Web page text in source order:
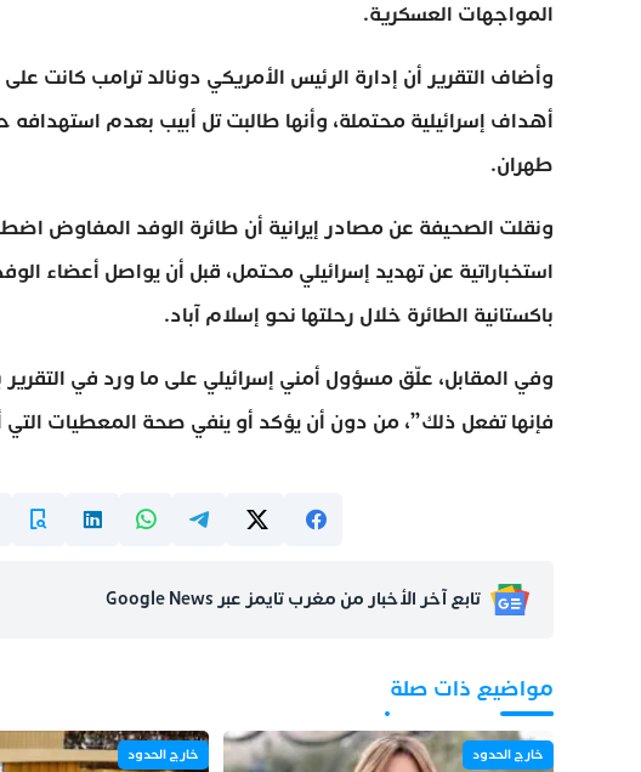
المواجهات العسكرية.
وأضاف التقرير أن إدارة الرئيس الأمريكي دونالد ترامب كانت
أهداف إسرائيلية محتملة، وأنها طالبت تل أبيب بعدم
طهران.
ونقلت الصحيفة عن مصادر إيرانية أن طائرة الوفد المفاوض
استخباراتية عن تهديد إسرائيلي محتمل، قبل أن يواصل أعضاء
باكستانية الطائرة خلال رحلتها نحو إسلام آباد.
وفي المقابل، علّق مسؤول أمني إسرائيلي على ما ورد في
فإنها تفعل ذلك”، من دون أن يؤكد أو ينفي صحة المعطيات التي
تابع آخر الأخبار من مغرب تايمز عبر Google News
مواضيع ذات صلة
خارج الحدود خارج الحدود